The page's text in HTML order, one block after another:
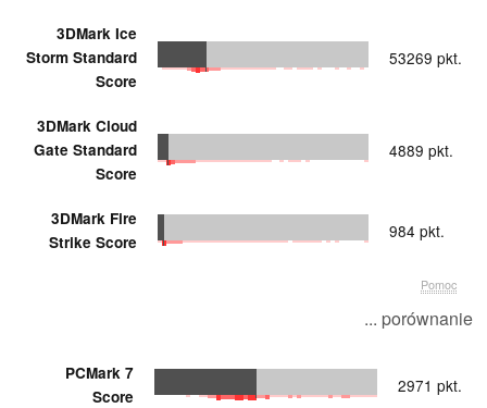
3DMark Ice
Storm Standard
Score
53269 pkt.
3DMark Cloud
Gate Standard
Score
4889 pkt.
3DMark Fire
Strike Score
984 pkt.
Pomoc
... porównanie
PCMark 7
Score
2971 pkt.